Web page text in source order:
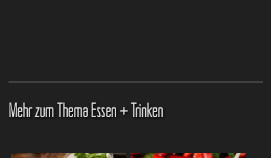
Mehr zum Thema Essen + Trinken